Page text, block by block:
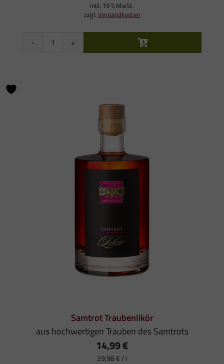
inkl. 19 % MwSt.
zzgl. Versandkosten
Weinbergpfirsich-
Samtrot Traubenlikör
aus hochwertigen Trauben des Samtrots
14,99€
29,98€ / l